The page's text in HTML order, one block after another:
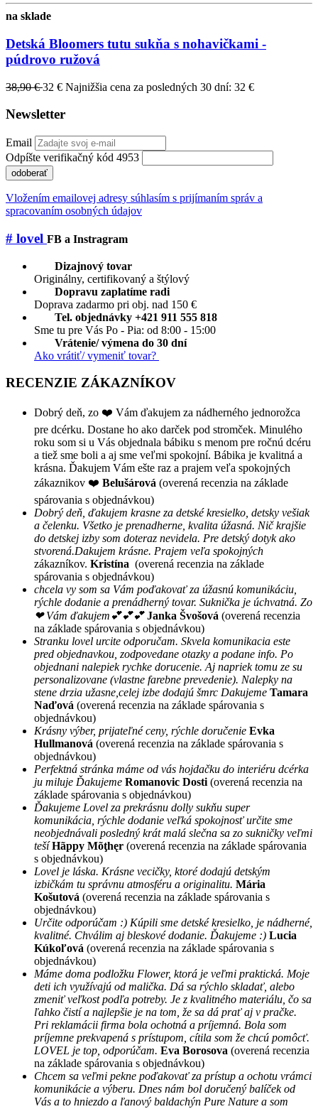
na sklade
Detská Bloomers tutu sukňa s nohavičkami -
púdrovo ružová
38,90 €32 € Najnižšia cena za posledných 30 dní: 32 €
Newsletter
Email
Odpíšte verifikačný kód 4953
odoberať
Vložením emailovej adresy súhlasím s prijímaním správ a
spracovaním osobných údajov
# lovel FB a Instragram
Dizajnový tovar
Originálny, certifikovaný a štýlový
Dopravu zaplatíme radi
Doprava zadarmo pri obj. nad 150 €
Tel. objednávky +421 911 555 818
Sme tu pre Vás Po - Pia: od 8:00 - 15:00
Vrátenie/ výmena do 30 dní
Ako vrátiť/ vymeniť tovar?
RECENZIE ZÁKAZNÍKOV
Dobrý deň, zo ❤️ Vám ďakujem za nádherného jednorožca
pre dcérku. Dostane ho ako darček pod stromček. Minulého
roku som si u Vás objednala bábiku s menom pre ročnú dcéru
a tiež sme boli a aj sme veľmi spokojní. Bábika je kvalitná a
krásna. Ďakujem Vám ešte raz a prajem veľa spokojných
zákaznikov ❤️ Belušárová (overená recenzia na základe
spárovania s objednávkou)
Dobrý deň, ďakujem krasne za detské kresielko, detsky vešiak
a čelenku. Všetko je prenadherne, kvalita úžasná. Nič krajšie
do detskej izby som doteraz nevidela. Pre detský dotyk ako
stvorená.Dakujem krásne. Prajem veľa spokojných
zákazníkov. Kristína (overená recenzia na základe
spárovania s objednávkou)
chcela vy som sa Vám poďakovať za úžasnú komunikáciu,
rýchle dodanie a prenádherný tovar. Suknička je úchvatná. Zo
❤ Vám ďakujem💕💕💕 Janka Švošová (overená recenzia
na základe spárovania s objednávkou)
Stranku lovel urcite odporučam. Skvela komunikacia este
pred objednavkou, zodpovedane otazky a podane info. Po
objednani nalepiek rychke dorucenie. Aj napriek tomu ze su
personalizovane (vlastne farebne prevedenie). Nalepky na
stene drzia užasne,celej izbe dodajú šmrc Dakujeme Tamara
Naďová (overená recenzia na základe spárovania s
objednávkou)
Krásny výber, prijateľné ceny, rýchle doručenie Evka
Hullmanová (overená recenzia na základe spárovania s
objednávkou)
Perfektná stránka máme od vás hojdačku do interiéru dcérka
ju miluje Ďakujeme Romanovic Dosti (overená recenzia na
základe spárovania s objednávkou)
Ďakujeme Lovel za prekrásnu dolly sukňu super
komunikácia, rýchle dodanie veľká spokojnosť určite sme
neobjednávali posledný krát malá slečna sa zo sukničky veľmi
tešíHãppy Mõţhęr (overená recenzia na základe spárovania
s objednávkou)
Lovel je láska. Krásne vecičky, ktoré dodajú detským
izbičkám tu správnu atmosféru a originalitu. Mária
Košutová (overená recenzia na základe spárovania s
objednávkou)
Určite odporúčam :) Kúpili sme detské kresielko, je nádherné,
kvalitné. Chválim aj bleskové dodanie. Ďakujeme :) Lucia
Kúkoľová (overená recenzia na základe spárovania s
objednávkou)
Máme doma podložku Flower, ktorá je veľmi praktická. Moje
deti ich využívajú od malička. Dá sa rýchlo skladať, alebo
zmeniť veľkost podľa potreby. Je z kvalitného materiálu, čo sa
ľahko čistí a najlepšie je na tom, že sa dá prať aj v pračke.
Pri reklamácii firma bola ochotná a príjemná. Bola som
príjemne prekvapená s prístupom, cítila som že chcú pomôcť.
LOVEL je top, odporúčam. Eva Borosova (overená recenzia
na základe spárovania s objednávkou)
Chcem sa veľmi pekne poďakovať za prístup a ochotu vrámci
komunikácie a výberu. Dnes nám bol doručený balíček od
Vás a to hniezdo a ľanový baldachýn Pure Nature a som